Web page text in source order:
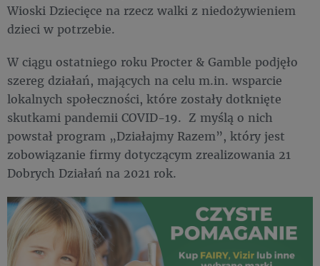
Wioski Dziecięce na rzecz walki z niedożywieniem
dzieci w potrzebie.
W ciągu ostatniego roku Procter & Gamble podjęło
szereg działań, mających na celu m.in. wsparcie
lokalnych społeczności, które zostały dotknięte
skutkami pandemii COVID-19. Z myślą o nich
powstał program „Działajmy Razem”, który jest
zobowiązanie firmy dotyczącym zrealizowania 21
Dobrych Działań na 2021 rok.